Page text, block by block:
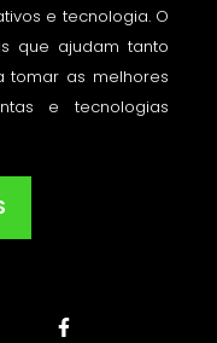
e tecnologia. O
que ajudam tanto
tomar as melhores
e tecnologias